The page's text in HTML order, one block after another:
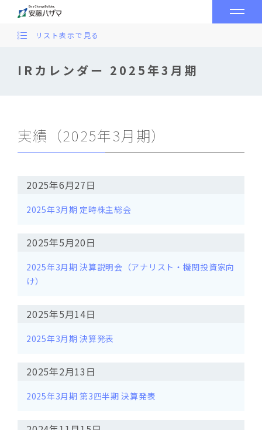
IRカレンダー 2025年3月期
リスト表示で見る
実績（2025年3月期）
2025年6月27日
2025年3月期 定時株主総会
2025年5月20日
2025年3月期 決算説明会（アナリスト・機関投資家向
け）
2025年5月14日
2025年3月期 決算発表
2025年2月13日
2025年3月期 第3四半期 決算発表